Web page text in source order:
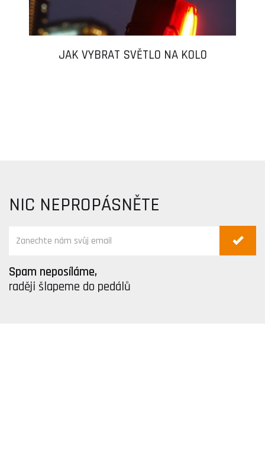
JAK VYBRAT SVĚTLO NA KOLO
NIC NEPROPÁSNĚTE
Spam neposíláme,
raději šlapeme do pedálů